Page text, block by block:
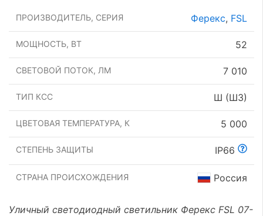
ПРОИЗВОДИТЕЛЬ, СЕРИЯ Ферекс, FSL
МОЩНОСТЬ, ВТ 52
СВЕТОВОЙ ПОТОК, ЛМ 7 010
ТИП КСС Ш (Ш3)
ЦВЕТОВАЯ ТЕМПЕРАТУРА, К 5 000
СТЕПЕНЬ ЗАЩИТЫ IP66
СТРАНА ПРОИСХОЖДЕНИЯ Россия
Уличный светодиодный светильник Ферекс FSL 07-